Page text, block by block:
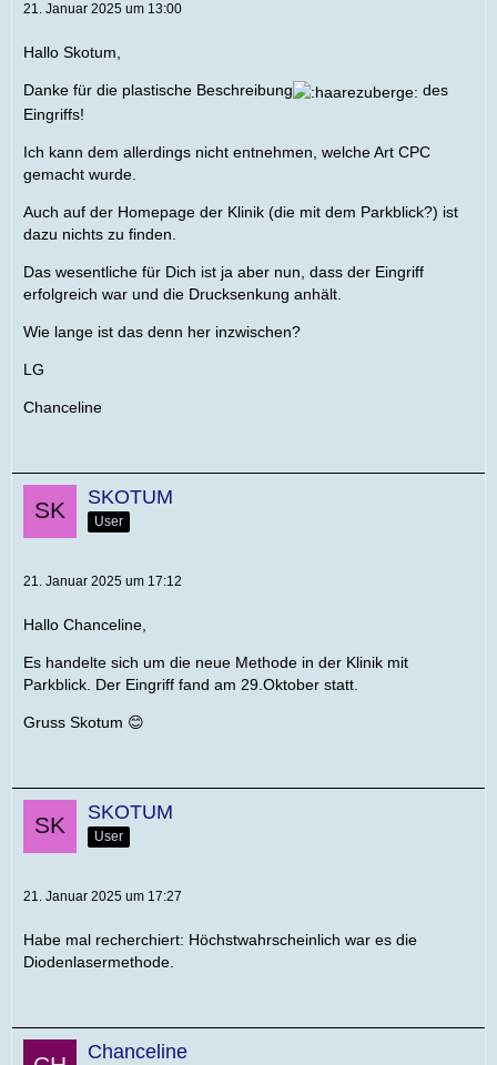
21. Januar 2025 um 13:00
Hallo Skotum,
Danke für die plastische Beschreibung
des
Eingriffs!
Ich kann dem allerdings nicht entnehmen, welche Art CPC
gemacht wurde.
Auch auf der Homepage der Klinik (die mit dem Parkblick?) ist
dazu nichts zu finden.
Das wesentliche für Dich ist ja aber nun, dass der Eingriff
erfolgreich war und die Drucksenkung anhält.
Wie lange ist das denn her inzwischen?
LG
Chanceline
SKOTUM
User
21. Januar 2025 um 17:12
Hallo Chanceline,
Es handelte sich um die neue Methode in der Klinik mit
Parkblick. Der Eingriff fand am 29.Oktober statt.
Gruss Skotum 😊
SKOTUM
User
21. Januar 2025 um 17:27
Habe mal recherchiert: Höchstwahrscheinlich war es die
Diodenlasermethode.
Chanceline